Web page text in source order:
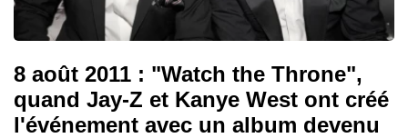
8 août 2011 : "Watch the Throne",
quand Jay-Z et Kanye West ont créé
l'événement avec un album devenu